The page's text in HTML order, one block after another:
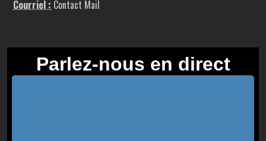
Courriel : Contact Mail